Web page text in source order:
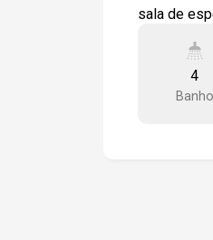
sala de
salas
vaga de4
Banho